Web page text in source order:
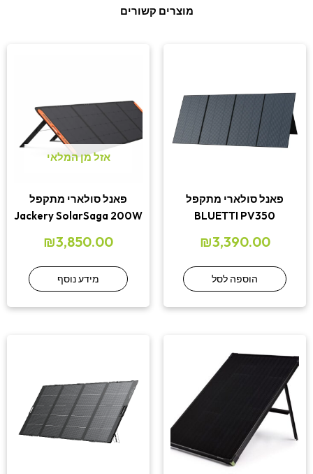
מוצרים קשורים
פאנל סולארי מתקפל
BLUETTI PV350
₪3,390.00
הוספה לסל
אזל מן המלאי
פאנל סולארי מתקפל
Jackery SolarSaga 200W
₪3,850.00
מידע נוסף